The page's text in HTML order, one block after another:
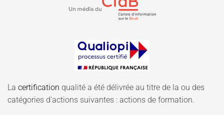
La certification qualité a été délivrée au titre de la ou des
catégories d'actions suivantes : actions de formation.